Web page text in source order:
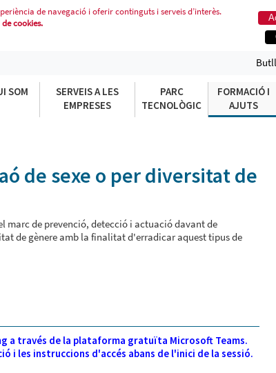
de navegació i oferir continguts i serveis d’interès.
cookies.
SEXE O PER DIVERSITAT
SOM
SERVEIS A LES
EMPRESES
PARC
TECNOLÒGIC
FORMACIÓ I
AJUTS
de sexe o per diversitat de
marc de prevenció, detecció i actuació davant de
de gènere amb la finalitat d'erradicar aquest tipus de
a través de la plataforma gratuïta Microsoft Teams.
i les instruccions d'accés abans de l'inici de la sessió.